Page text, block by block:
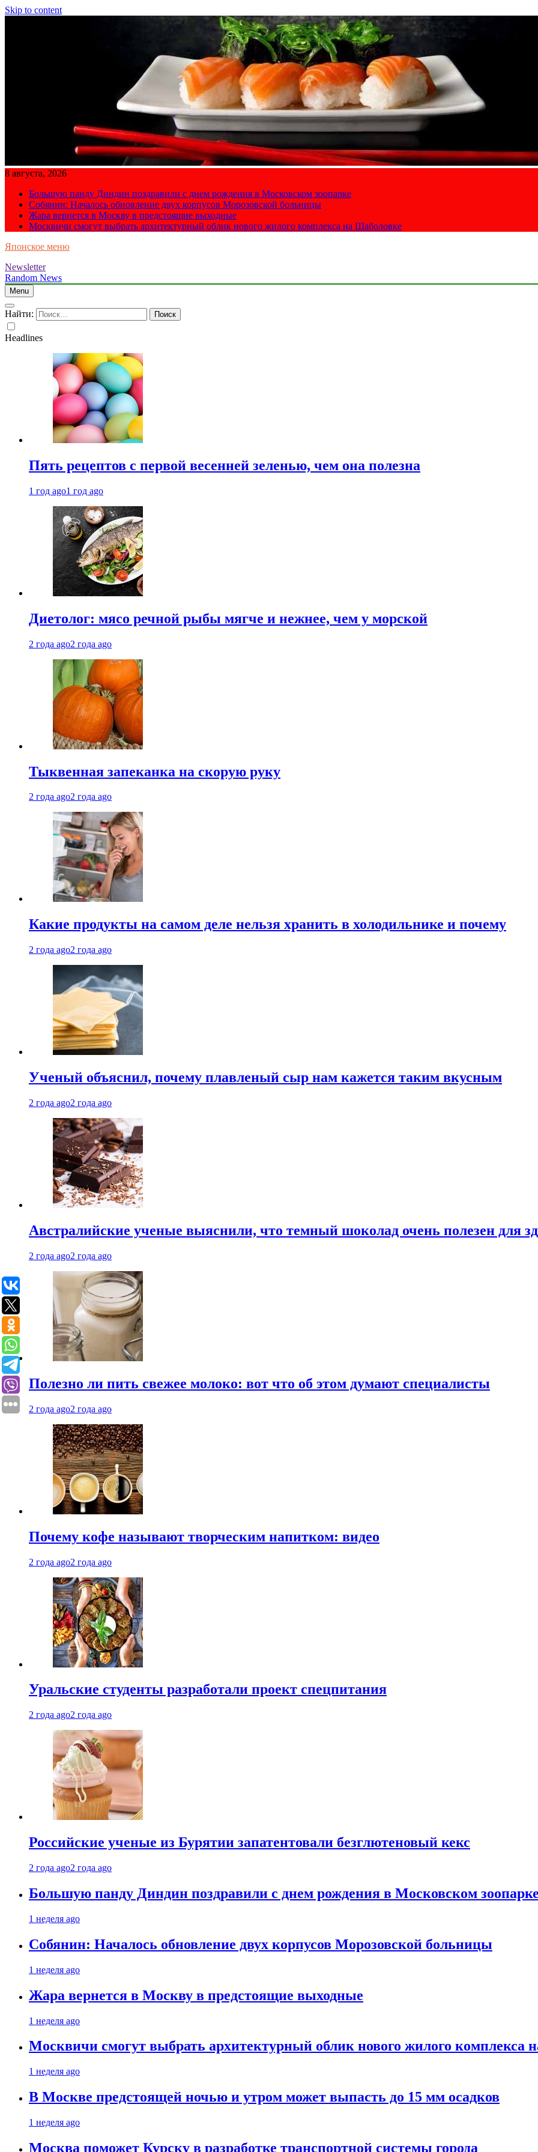
Skip to content
8 августа, 2026
Большую панду Диндин поздравили с днем рождения в Московском зоопарке
Собянин: Началось обновление двух корпусов Морозовской больницы
Жара вернется в Москву в предстоящие выходные
Москвичи смогут выбрать архитектурный облик нового жилого комплекса на Шаболовке
Японское меню
Newsletter
Random News
Menu
Найти:
Headlines
Пять рецептов с первой весенней зеленью, чем она полезна
1 год ago1 год ago
Диетолог: мясо речной рыбы мягче и нежнее, чем у морской
2 года ago2 года ago
Тыквенная запеканка на скорую руку
2 года ago2 года ago
Какие продукты на самом деле нельзя хранить в холодильнике и почему
2 года ago2 года ago
Ученый объяснил, почему плавленый сыр нам кажется таким вкусным
2 года ago2 года ago
Австралийские ученые выяснили, что темный шоколад очень полезен для
2 года ago2 года ago
Полезно ли пить свежее молоко: вот что об этом думают специалисты
2 года ago2 года ago
Почему кофе называют творческим напитком: видео
2 года ago2 года ago
Уральские студенты разработали проект спецпитания
2 года ago2 года ago
Российские ученые из Бурятии запатентовали безглютеновый кекс
2 года ago2 года ago
Большую панду Диндин поздравили с днем рождения в Московском зоопарке
1 неделя ago
Собянин: Началось обновление двух корпусов Морозовской больницы
1 неделя ago
Жара вернется в Москву в предстоящие выходные
1 неделя ago
Москвичи смогут выбрать архитектурный облик нового жилого комплекса
1 неделя ago
В Москве предстоящей ночью и утром может выпасть до 15 мм осадков
1 неделя ago
Москва поможет Курску в разработке транспортной системы города